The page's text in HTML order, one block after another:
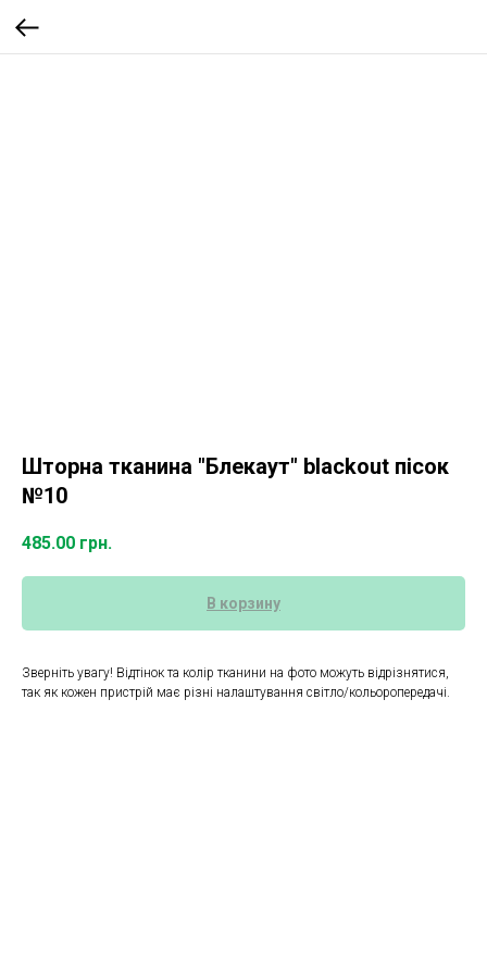
Шторна тканина "Блекаут" blackout пісок
№10
485.00 грн.
В корзину
Зверніть увагу! Відтінок та колір тканини на фото можуть відрізнятися,
так як кожен пристрій має різні налаштування світло/кольоропередачі.